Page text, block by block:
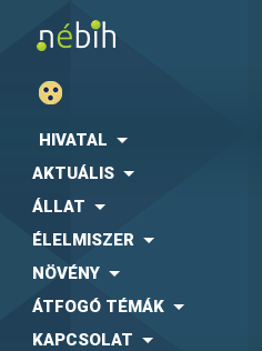
HIVATAL
AKTUÁLIS
ÁLLAT
ÉLELMISZER
NÖVÉNY
ÁTFOGÓ TÉMÁK
KAPCSOLAT